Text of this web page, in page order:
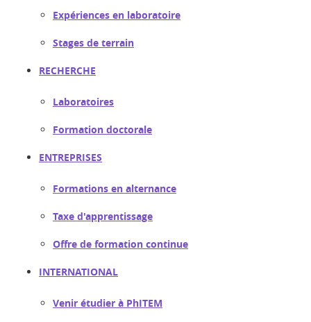
Expériences en laboratoire
Stages de terrain
RECHERCHE
Laboratoires
Formation doctorale
ENTREPRISES
Formations en alternance
Taxe d'apprentissage
Offre de formation continue
INTERNATIONAL
Venir étudier à PhITEM